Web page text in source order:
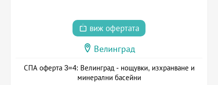
виж офертата
Велинград
СПА оферта 3=4: Велинград - нощувки, изхранване и
минерални басейни